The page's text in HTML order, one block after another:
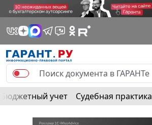
Бюджетный учет Судебная практика